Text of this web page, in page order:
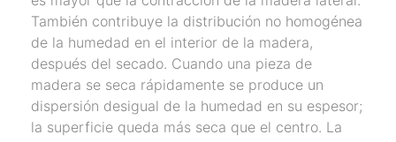
También contribuye la distribución no homogénea
de la humedad en el interior de la madera,
después del secado. Cuando una pieza de
madera se seca rápidamente se produce un
dispersión desigual de la humedad en su espesor;
la superficie queda más seca que el centro. La